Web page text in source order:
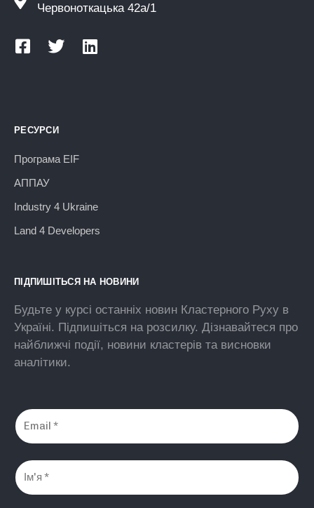
Червоноткацька 42а/1
РЕСУРСИ
Програма EIF
АППАУ
Industry 4 Ukraine
Land 4 Developers
ПІДПИШІТЬСЯ НА НОВИНИ
Будьте у курсі останніх новин Кластерного Руху в
Україні. Підпишіться на розсилку. Дізнавайтеся про
найближчі події, новини кластерів та висновки
аналітики.